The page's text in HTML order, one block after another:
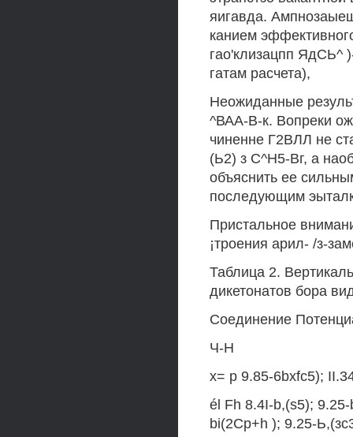
яигавда.
канием
гао'клизацпп ЯдСЬ^
гатам расчета),
Неожиданные
^ВАА-В-к. Вопреки
чиненне Г2ВЛЛ не
(Ь2) з С^Н5-Вг, а
объяснить ее
последующим
Пристальное
¡троения арил- /з-
Таблица 2.
дикетонатов бора
Соединение
Ч-Н
х= р 9.85-6bxfc5);
él Fh 8.4I-b,(s5);
bi(2Cp+h ); 9.25-